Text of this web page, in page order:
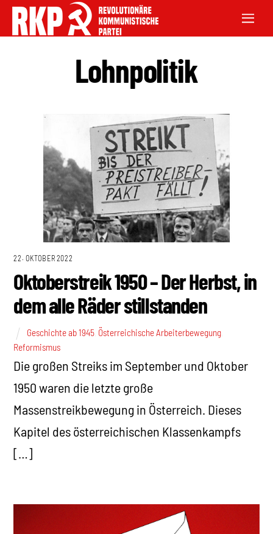
Lohnpolitik
22. OKTOBER 2022
Oktoberstreik 1950 – Der Herbst, in
dem alle Räder stillstanden
Geschichte ab 1945 Österreichische Arbeiterbewegung
Reformismus
Die großen Streiks im September und Oktober
1950 waren die letzte große
Massenstreikbewegung in Österreich. Dieses
Kapitel des österreichischen Klassenkampfs
[…]